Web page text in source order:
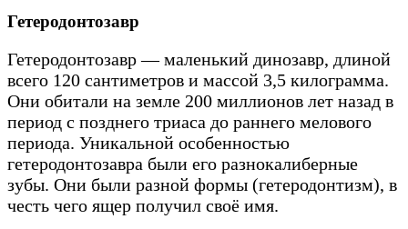
Гетеродонтозавр
Гетеродонтозавр — маленький динозавр, длиной
всего 120 сантиметров и массой 3,5 килограмма.
Они обитали на земле 200 миллионов лет назад в
период с позднего триаса до раннего мелового
периода. Уникальной особенностью
гетеродонтозавра были его разнокалиберные
зубы. Они были разной формы (гетеродонтизм), в
честь чего ящер получил своё имя.